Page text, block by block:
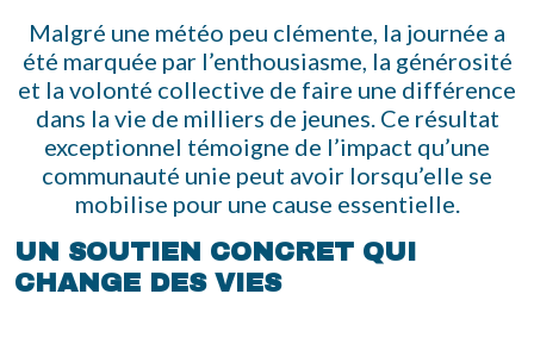
Malgré une météo peu clémente, la journée a
été marquée par l’enthousiasme, la générosité
et la volonté collective de faire une différence
dans la vie de milliers de jeunes. Ce résultat
exceptionnel témoigne de l’impact qu’une
communauté unie peut avoir lorsqu’elle se
mobilise pour une cause essentielle.
UN SOUTIEN CONCRET QUI
CHANGE DES VIES